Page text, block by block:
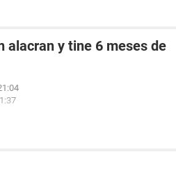
alacran y tine 6 meses de